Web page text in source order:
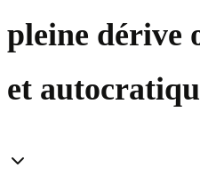
pleine dérive
et